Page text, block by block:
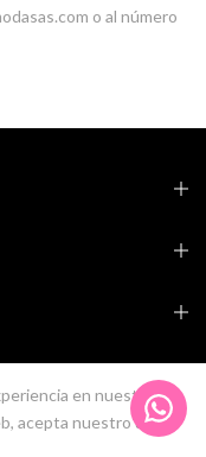
o al número
por Pipefy Group
en nuestro
acepta nuestro uso